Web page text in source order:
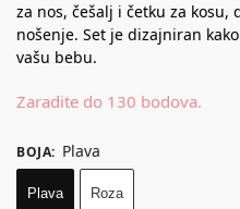
za nos, češalj i četku za
nošenje. Set je dizajniran
vašu bebu.
Zaradite do 130 bodova.
BOJA: Plava
Plava Roza